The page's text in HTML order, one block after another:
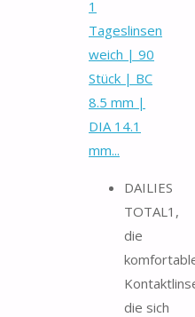
1
Tageslinsen
weich | 90
Stück | BC
8.5 mm |
DIA 14.1
mm...
DAILIES
TOTAL1,
die
die sich